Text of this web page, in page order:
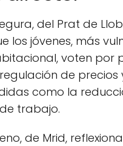
del Prat de
los jóvenes, más
voten por
de
como la
trabajo.
de Mrid,